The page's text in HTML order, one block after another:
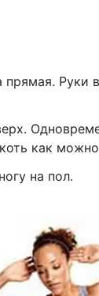
прямая. Руки
как
на пол.